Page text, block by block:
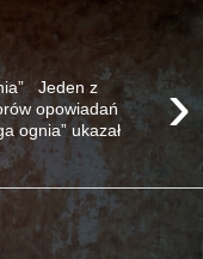
›
Jeden z
opowiadań
ognia” ukazał